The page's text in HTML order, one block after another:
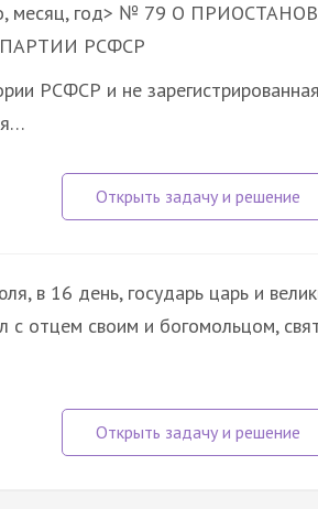
месяц, год> № 79 О
РСФСР
РСФСР и не
в 16 день, государь царь и
с отцем своим и богомольцом,